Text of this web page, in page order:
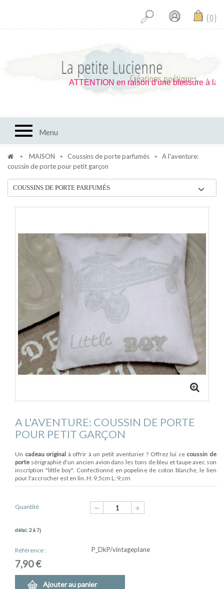
0
Toggle navigation
Menu
ATTENTION en raison d'une blessure à la
MAISON Coussins de porte parfumés
A l'aventure:
coussin de porte pour petit garçon
COUSSINS DE PORTE PARFUMÉS
A L'AVENTURE: COUSSIN DE PORTE
POUR PETIT GARÇON
Un cadeau original à offrir à un petit aventurier ? Offrez lui ce coussin de
porte sérigraphié d'un ancien avion dans les tons de bleu et taupe avec son
inscrIption "little boy". Confectionné en popeline de coton blanche, le lien
pour l'accrocher est en lin. H: 9,5cm L: 9,cm
Quantité
délai: 2 à 7j
Référence : P_DkP/vintageplane
7,90 €
Ajouter au panier